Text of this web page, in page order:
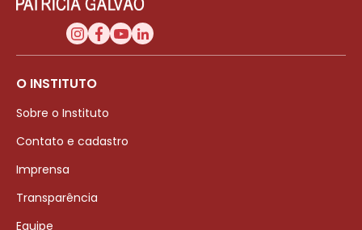
O INSTITUTO
Sobre o Instituto
Contato e cadastro
Imprensa
Transparência
Equipe